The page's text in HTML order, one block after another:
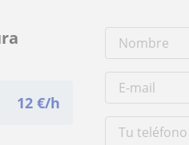
12 €/h